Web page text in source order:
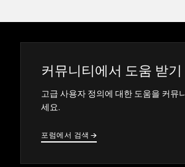
커뮤니티에서 도움 받기
고급 사용자 정의에 대한 도움을 커뮤
세요.
포럼에서 검색 →
→